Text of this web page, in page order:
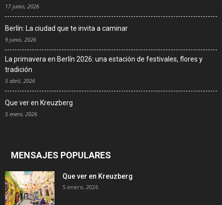
17 junio, 2026
Berlín: La ciudad que te invita a caminar
9 junio, 2026
La primavera en Berlín 2026: una estación de festivales, flores y
tradición
5 abril, 2026
Que ver en Kreuzberg
5 enero, 2026
MENSAJES POPULARES
Que ver en Kreuzberg
5 enero, 2026